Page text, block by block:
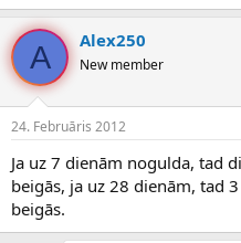
A Alex250
New member
24. Februāris 2012
Ja uz 7 dienām nogulda, tad
beigās, ja uz 28 dienām, tad
beigās.